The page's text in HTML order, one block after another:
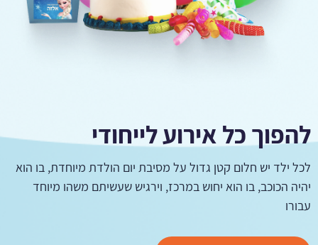
להפוך כל אירוע לייחודי
לכל ילד יש חלום קטן גדול על מסיבת יום הולדת מיוחדת, בו הוא
יהיה הכוכב, בו הוא יחוש במרכז, וירגיש שעשיתם משהו מיוחד
עבורו